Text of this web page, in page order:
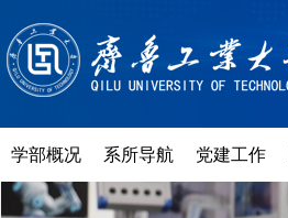
学部概况 系所导航 党建工作